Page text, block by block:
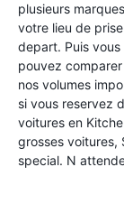
plusieurs
votre lieu de
depart. Puis
pouvez
nos volumes
si vous reservez
voitures en
grosses voitures,
special. N